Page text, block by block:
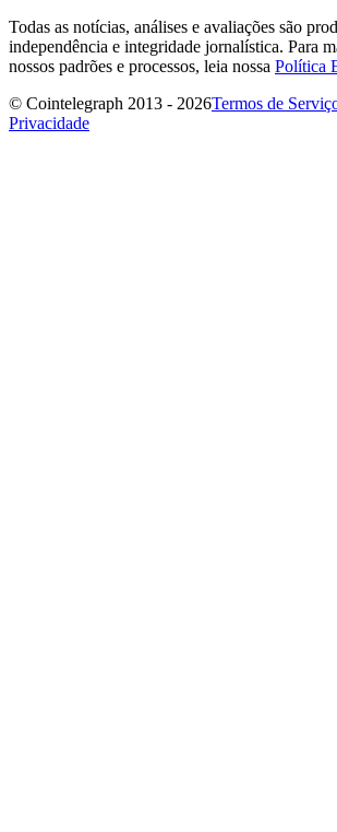
Todas as notícias, análises e avaliações são
independência e integridade jornalística. Para
nossos padrões e processos, leia nossa Política
© Cointelegraph 2013 - 2026Termos de
Privacidade